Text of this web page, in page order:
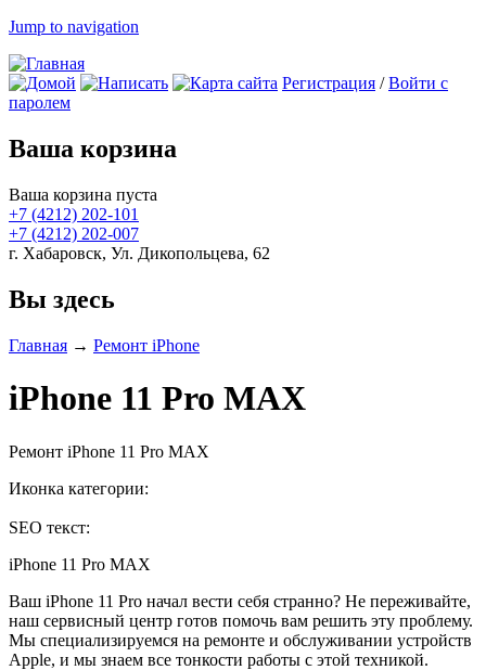
Jump to navigation
Регистрация /Войти с
паролем
Ваша корзина
Ваша корзина пуста
+7 (4212) 202-101
+7 (4212) 202-007
г. Хабаровск, Ул. Дикопольцева, 62
Вы здесь
Главная → Ремонт iPhone
iPhone 11 Pro MAX
Ремонт iPhone 11 Pro MAX
Иконка категории:
SEO текст:
iPhone 11 Pro MAX
Ваш iPhone 11 Pro начал вести себя странно? Не переживайте,
наш сервисный центр готов помочь вам решить эту проблему.
Мы специализируемся на ремонте и обслуживании устройств
Apple, и мы знаем все тонкости работы с этой техникой.